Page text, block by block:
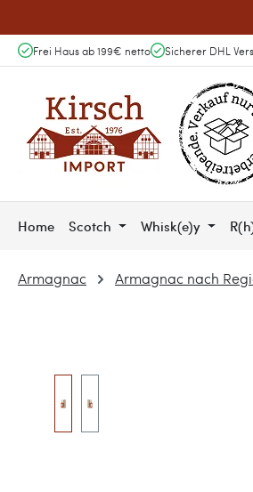
Frei Haus ab 199€ netto Sicherer DHL
Home Scotch Whisk(e)y
Armagnac Armagnac nach